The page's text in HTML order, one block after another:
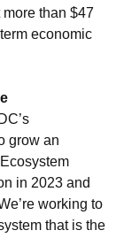
than $47
economic
grow an
in 2023 and
working to
that is the